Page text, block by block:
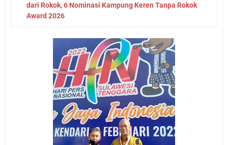
dari Rokok, 6 Nominasi Kampung Keren Tanpa Rokok
Award 2026